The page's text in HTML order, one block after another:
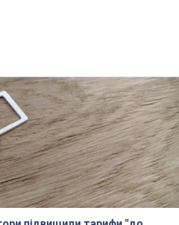
підвищили тарифи "до
зв'язку деградувала: чи варто
зв'язок зросли у кілька разів і як
на телефоні
прогриміли потужні вибухи: